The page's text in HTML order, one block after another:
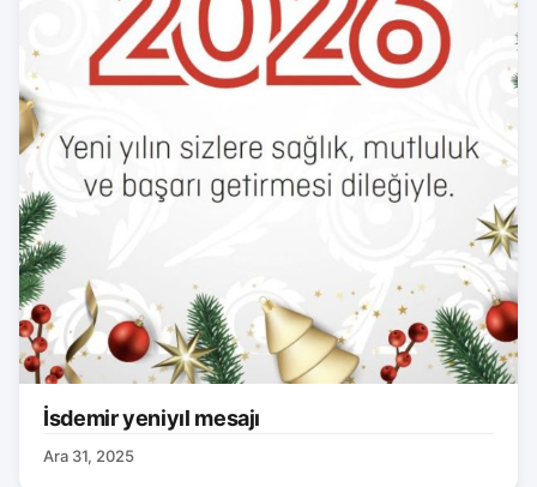
İsdemir yeniyıl mesajı
Ara 31, 2025